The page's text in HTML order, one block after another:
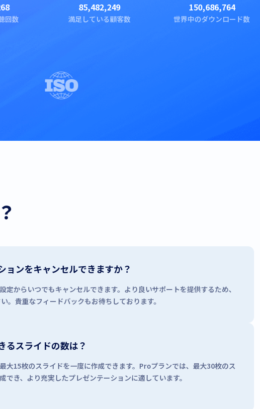
回数
85,482,249
満足している顧客数
150,686,764
世界中のダウンロード数
ョンをキャンセルできますか？
定からいつでもキャンセルできます。より良いサポートを提供するため、
。貴重なフィードバックもお待ちしております。
るスライドの数は？
大15枚のスライドを一度に作成できます。Proプランでは、最大30枚のス
でき、より充実したプレゼンテーションに適しています。